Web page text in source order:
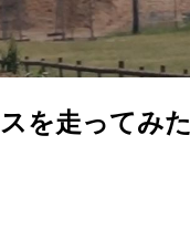
を走ってみた